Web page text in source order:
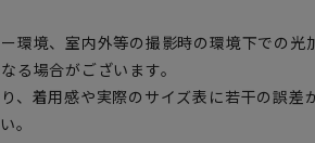
環境、室内外等の撮影時の環境下での光
る場合がございます。
、着用感や実際のサイズ表に若干の誤差
。